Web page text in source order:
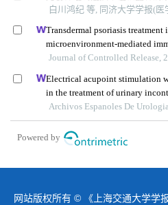
白川鸿纪 等, 同济大学学报(医
Transdermal psoriasis treatment
microenvironment-mediated
advanced by exosomal
Journal of Controlled Release,
Electrical acupoint stimulation
in the treatment of urinary
prostatectomy
Archivos Espanoles De
Powered by
网站版权所有 © 《上海交通大学学